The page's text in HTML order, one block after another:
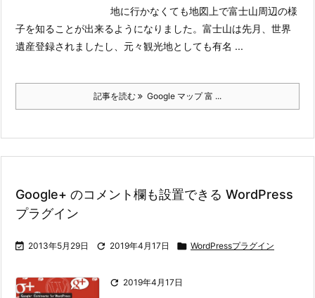
地に行かなくても地図上で富士山周辺の様
子を知ることが出来るようになりました。 富士山は先月、世界
遺産登録されましたし、元々観光地としても有名 ...
記事を読む Google マップ 富 ...
Google+ のコメント欄も設置できる WordPress
プラグイン
 2013年5月29日  2019年4月17日  WordPressプラグイン
 2019年4月17日